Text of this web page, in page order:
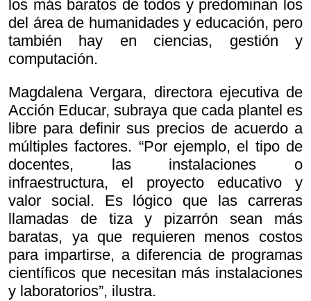
los más baratos de todos y predominan los
del área de humanidades y educación, pero
también hay en ciencias, gestión y
computación.
Magdalena Vergara, directora ejecutiva de
Acción Educar, subraya que cada plantel es
libre para definir sus precios de acuerdo a
múltiples factores. “Por ejemplo, el tipo de
docentes, las instalaciones o
infraestructura, el proyecto educativo y
valor social. Es lógico que las carreras
llamadas de tiza y pizarrón sean más
baratas, ya que requieren menos costos
para impartirse, a diferencia de programas
científicos que necesitan más instalaciones
y laboratorios”, ilustra.